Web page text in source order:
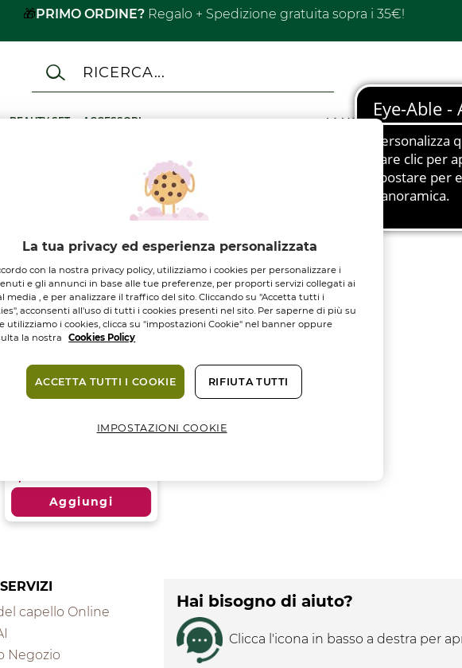
🎁PRIMO ORDINE? Regalo + Spedizione gratuita sopra i 35€!
BEAUTY SET ACCESSORI LA MARCA DIVENTA
"baume"
Balsamo Labbra
Nutriente Noce di...
5
stelle.
recensioni
Aggiungi
capello Online
Negozio
Hai bisogno di aiuto?
Clicca l'icona in basso a destra per
La tua privacy ed esperienza personalizzata
con la nostra privacy policy, utilizziamo i cookies per personalizzare i
e gli annunci in base alle tue preferenze, per proporti servizi collegati ai
media , e per analizzare il traffico del sito. Cliccando su "Accetta tutti i
acconsenti all'uso di tutti i cookies presenti nel sito. Per saperne di più su
utilizziamo i cookies, clicca su "impostazioni Cookie" nel banner oppure
la nostra
Cookies Policy
RIFIUTA TUTTI
ACCETTA TUTTI I COOKIE
IMPOSTAZIONI COOKIE